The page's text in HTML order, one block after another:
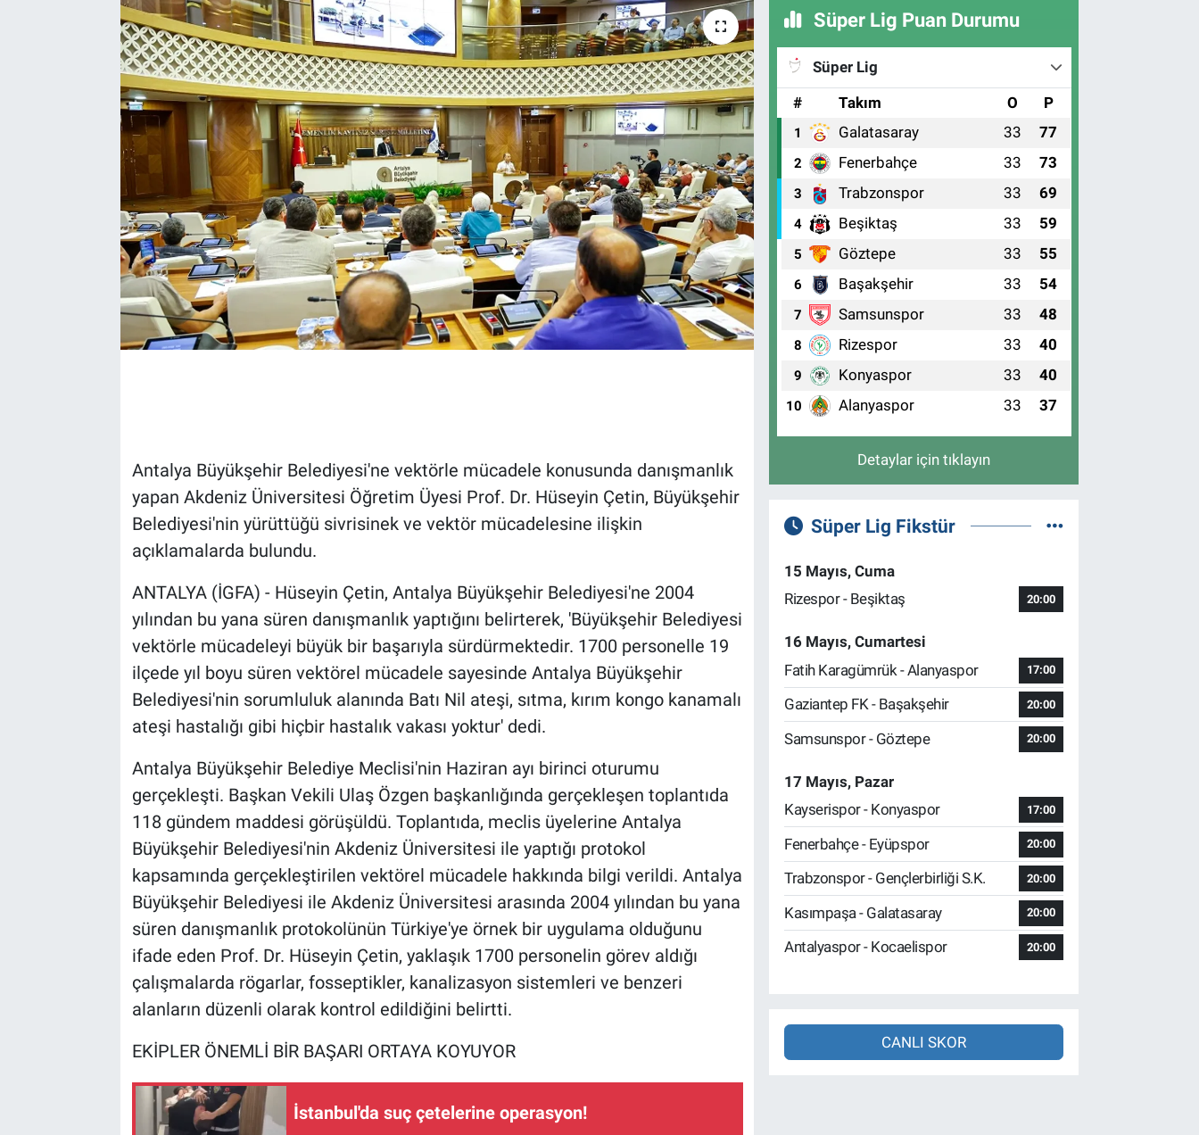
Antalya Büyükşehir Belediyesi'ne vektörle mücadele konusunda danışmanlık
yapan Akdeniz Üniversitesi Öğretim Üyesi Prof. Dr. Hüseyin Çetin, Büyükşehir
Belediyesi'nin yürüttüğü sivrisinek ve vektör mücadelesine ilişkin
açıklamalarda bulundu.
ANTALYA (İGFA) - Hüseyin Çetin, Antalya Büyükşehir Belediyesi'ne 2004
yılından bu yana süren danışmanlık yaptığını belirterek, 'Büyükşehir Belediyesi
vektörle mücadeleyi büyük bir başarıyla sürdürmektedir. 1700 personelle 19
ilçede yıl boyu süren vektörel mücadele sayesinde Antalya Büyükşehir
Belediyesi'nin sorumluluk alanında Batı Nil ateşi, sıtma, kırım kongo kanamalı
ateşi hastalığı gibi hiçbir hastalık vakası yoktur' dedi.
Antalya Büyükşehir Belediye Meclisi'nin Haziran ayı birinci oturumu
gerçekleşti. Başkan Vekili Ulaş Özgen başkanlığında gerçekleşen toplantıda
118 gündem maddesi görüşüldü. Toplantıda, meclis üyelerine Antalya
Büyükşehir Belediyesi'nin Akdeniz Üniversitesi ile yaptığı protokol
kapsamında gerçekleştirilen vektörel mücadele hakkında bilgi verildi. Antalya
Büyükşehir Belediyesi ile Akdeniz Üniversitesi arasında 2004 yılından bu yana
süren danışmanlık protokolünün Türkiye'ye örnek bir uygulama olduğunu
ifade eden Prof. Dr. Hüseyin Çetin, yaklaşık 1700 personelin görev aldığı
çalışmalarda rögarlar, fosseptikler, kanalizasyon sistemleri ve benzeri
alanların düzenli olarak kontrol edildiğini belirtti.
EKİPLER ÖNEMLİ BİR BAŞARI ORTAYA KOYUYOR
İstanbul'da suç çetelerine operasyon!
Süper Lig Puan Durumu
Süper Lig
#
Takım O P
1 Galatasaray 33 77
2 Fenerbahçe 33 73
3 Trabzonspor 33 69
4 Beşiktaş 33 59
5 Göztepe 33 55
6 Başakşehir 33 54
7 Samsunspor 33 48
8 Rizespor 33 40
9 Konyaspor 33 40
10 Alanyaspor 33 37
Detaylar için tıklayın
Süper Lig Fikstür
15 Mayıs, Cuma
Rizespor - Beşiktaş
20:00
16 Mayıs, Cumartesi
Fatih Karagümrük - Alanyaspor
17:00
Gaziantep FK - Başakşehir 20:00
Samsunspor - Göztepe 20:00
17 Mayıs, Pazar
Kayserispor - Konyaspor
17:00
Fenerbahçe - Eyüpspor 20:00
Trabzonspor - Gençlerbirliği S.K. 20:00
Kasımpaşa - Galatasaray 20:00
Antalyaspor - Kocaelispor 20:00
CANLI SKOR